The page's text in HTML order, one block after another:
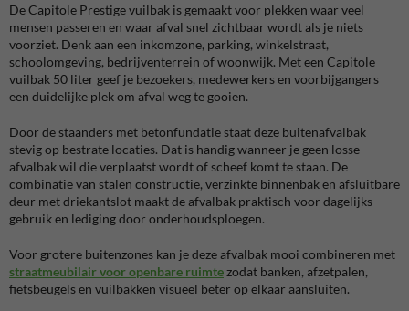
De Capitole Prestige vuilbak is gemaakt voor plekken waar veel
mensen passeren en waar afval snel zichtbaar wordt als je niets
voorziet. Denk aan een inkomzone, parking, winkelstraat,
schoolomgeving, bedrijventerrein of woonwijk. Met een Capitole
vuilbak 50 liter geef je bezoekers, medewerkers en voorbijgangers
een duidelijke plek om afval weg te gooien.
Door de staanders met betonfundatie staat deze buitenafvalbak
stevig op bestrate locaties. Dat is handig wanneer je geen losse
afvalbak wil die verplaatst wordt of scheef komt te staan. De
combinatie van stalen constructie, verzinkte binnenbak en afsluitbare
deur met driekantslot maakt de afvalbak praktisch voor dagelijks
gebruik en lediging door onderhoudsploegen.
Voor grotere buitenzones kan je deze afvalbak mooi combineren met
straatmeubilair voor openbare ruimtezodat banken, afzetpalen,
fietsbeugels en vuilbakken visueel beter op elkaar aansluiten.